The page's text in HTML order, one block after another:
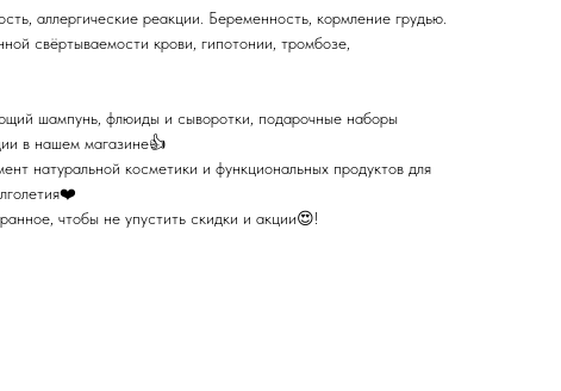
аллергические реакции. Беременность, кормление грудью.
свёртываемости крови, гипотонии, тромбозе,
шампунь, флюиды и сыворотки, подарочные наборы
в нашем магазине👍
натуральной косметики и функциональных продуктов для
чтобы не упустить скидки и акции😍!